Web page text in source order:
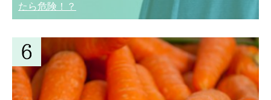
たら危険！？